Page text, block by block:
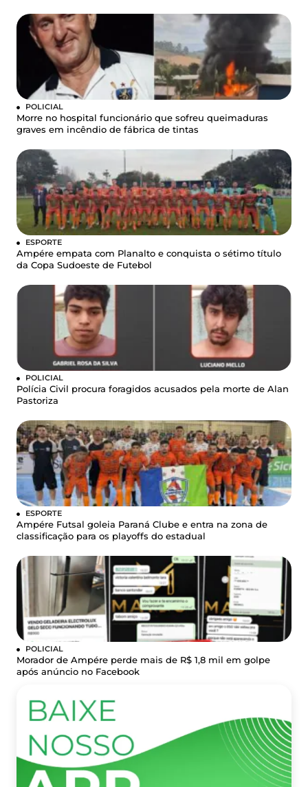
POLICIAL
Morre no hospital funcionário que sofreu queimaduras
graves em incêndio de fábrica de tintas
ESPORTE
Ampére empata com Planalto e conquista o sétimo título
da Copa Sudoeste de Futebol
POLICIAL
Polícia Civil procura foragidos acusados pela morte de Alan
Pastoriza
ESPORTE
Ampére Futsal goleia Paraná Clube e entra na zona de
classificação para os playoffs do estadual
POLICIAL
Morador de Ampére perde mais de R$ 1,8 mil em golpe
após anúncio no Facebook